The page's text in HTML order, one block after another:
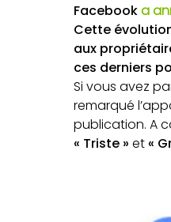
Facebooka
Cette
aux
ces derniers
Si vous avez
remarqué
publication. A
« Triste » et «